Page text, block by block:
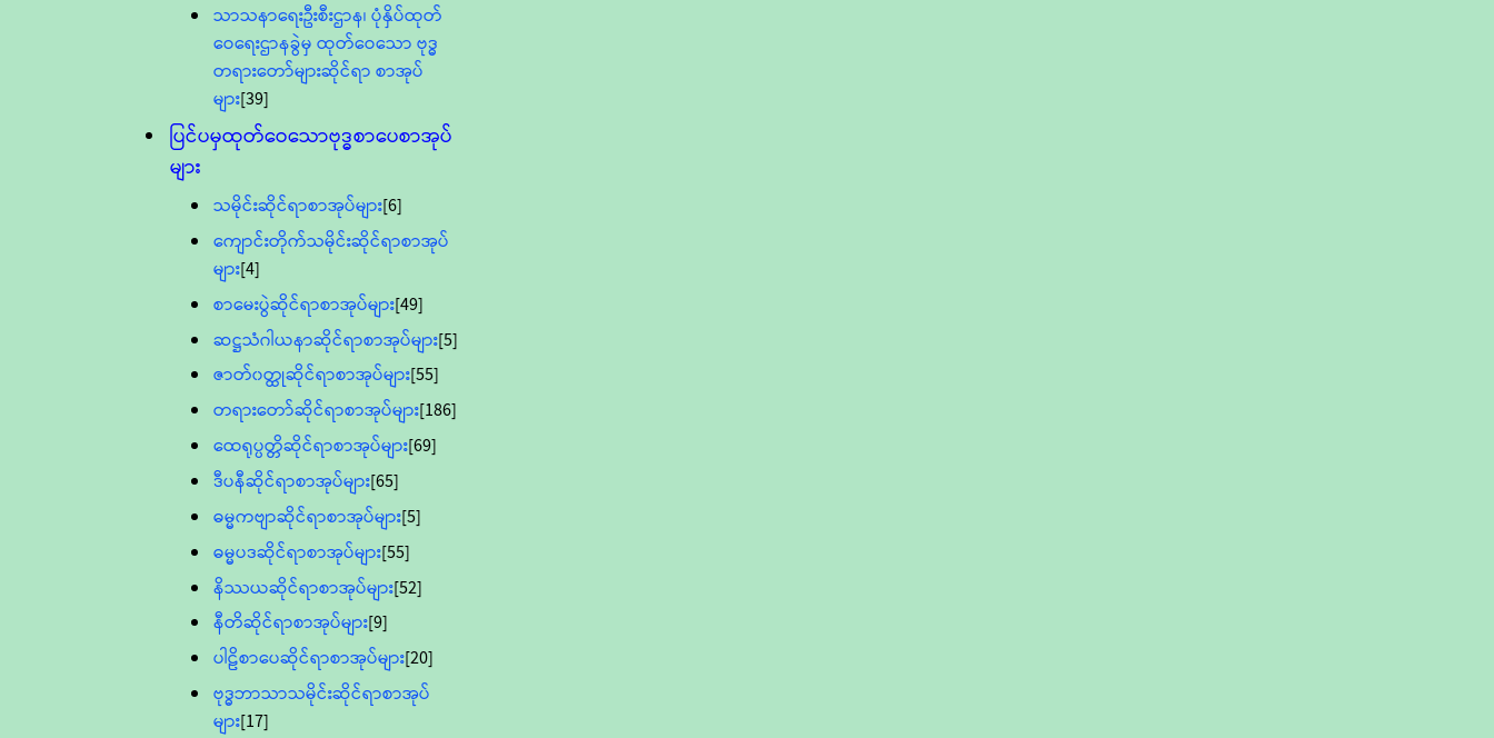
သာသနာရေးဦးစီးဌာန၊ ပုံနှိပ်ထုတ်
ဝေရေးဌာနခွဲမှ ထုတ်ဝေသော ဗုဒ္ဓ
တရားတော်များဆိုင်ရာ စာအုပ်
များ[39]
ပြင်ပမှထုတ်ဝေသောဗုဒ္ဓစာပေစာအုပ်
များ
သမိုင်းဆိုင်ရာစာအုပ်များ[6]
ကျောင်းတိုက်သမိုင်းဆိုင်ရာစာအုပ်
များ[4]
စာမေးပွဲဆိုင်ရာစာအုပ်များ[49]
ဆဋ္ဌသံဂါယနာဆိုင်ရာစာအုပ်များ[5]
ဇာတ်၀တ္ထုဆိုင်ရာစာအုပ်များ[55]
တရားတော်ဆိုင်ရာစာအုပ်များ[186]
ထေရုပ္ပတ္တိဆိုင်ရာစာအုပ်များ[69]
ဒီပနီဆိုင်ရာစာအုပ်များ[65]
ဓမ္မကဗျာဆိုင်ရာစာအုပ်များ[5]
ဓမ္မပဒဆိုင်ရာစာအုပ်များ[55]
နိဿယဆိုင်ရာစာအုပ်များ[52]
နီတိဆိုင်ရာစာအုပ်များ[9]
ပါဠိစာပေဆိုင်ရာစာအုပ်များ[20]
ဗုဒ္ဓဘာသာသမိုင်းဆိုင်ရာစာအုပ်
များ[17]